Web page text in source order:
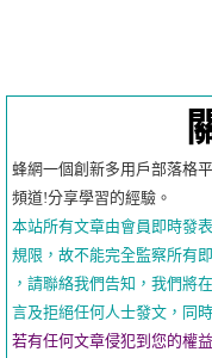
蜂網一個創新多用戶部落格
頻道!分享學習的經驗。
本站所有文章由會員即時發
規限，故不能完全監察所有
，請聯絡我們告知，我們將
言及拒絕任何人士發文，同
若有任何文章侵犯到您的權